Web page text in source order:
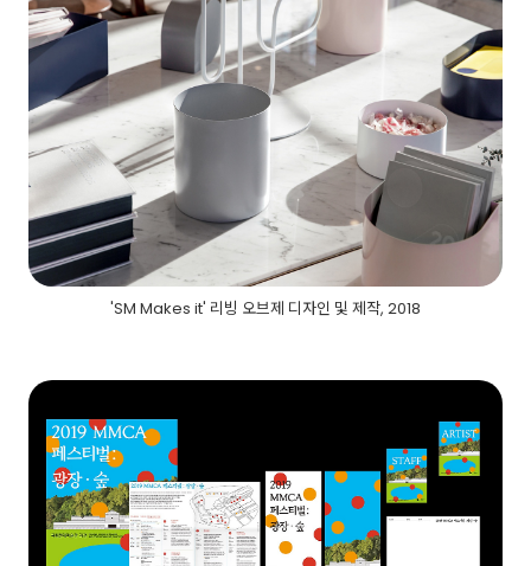
'SM Makes it' 리빙 오브제 디자인 및 제작, 2018